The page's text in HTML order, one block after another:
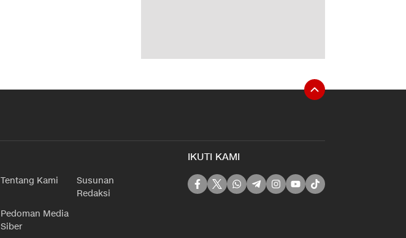
Tentang Kami
Susunan
Redaksi
Pedoman Media
Siber
IKUTI KAMI